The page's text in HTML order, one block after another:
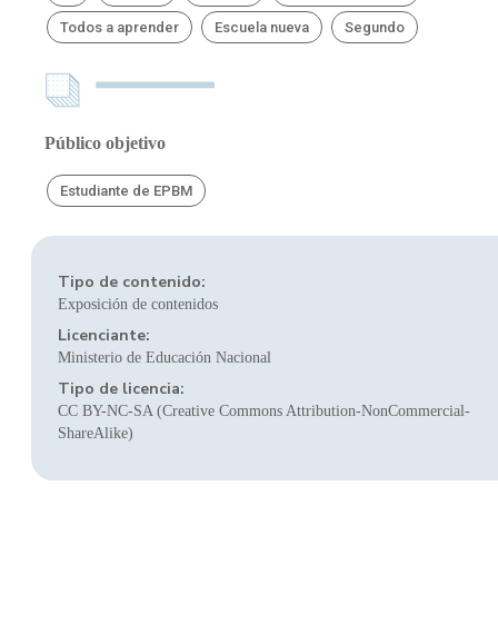
Todos a aprender Escuela nueva Segundo
Público objetivo
Estudiante de EPBM
Tipo de contenido:
Exposición de contenidos
Licenciante:
Ministerio de Educación Nacional
Tipo de licencia:
CC BY-NC-SA (Creative Commons Attribution-NonCommercial-
ShareAlike)